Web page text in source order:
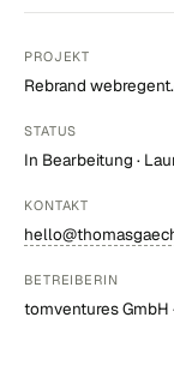
PROJEKT
Rebrand
STATUS
In Bearbeitung ·
KONTAKT
BETREIBERIN
tomventures GmbH